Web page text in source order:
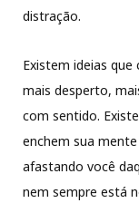
distração.
Existem ideias
mais desperto,
com sentido.
enchem sua
afastando você
nem sempre está